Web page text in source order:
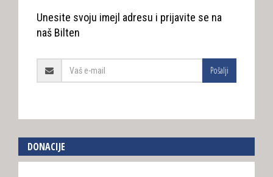
Unesite svoju imejl adresu i prijavite se na
naš Bilten
Pošalji
DONACIJE